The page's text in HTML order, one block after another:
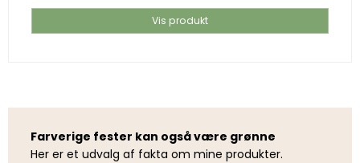
Vis produkt
Farverige fester kan også være grønne
Her er et udvalg af fakta om mine produkter.